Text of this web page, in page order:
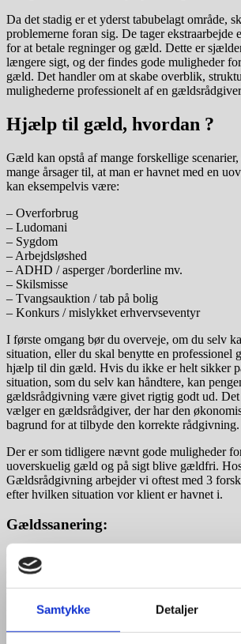
Samtykke Detaljer
Da det stadig er et yderst tabubelagt område,
problemerne foran sig. De tager ekstraarbejde
for at betale regninger og gæld. Dette er
længere sigt, og der findes gode muligheder
gæld. Det handler om at skabe overblik,
mulighederne professionelt af en
Hjælp til gæld, hvordan ?
Gæld kan opstå af mange forskellige
mange årsager til, at man er havnet med en
kan eksempelvis være:
– Overforbrug
– Ludomani
– Sygdom
– Arbejdsløshed
– ADHD / asperger /borderline mv.
– Skilsmisse
– Tvangsauktion / tab på bolig
– Konkurs / mislykket erhvervseventyr
I første omgang bør du overveje, om du selv
situation, eller du skal benytte en professionel
hjælp til din gæld. Hvis du ikke er helt sikker
situation, som du selv kan håndtere, kan
gældsrådgivning være givet rigtig godt ud.
vælger en gældsrådgiver, der har den
bagrund for at tilbyde den korrekte rådgivning.
Der er som tidligere nævnt gode muligheder
uoverskuelig gæld og på sigt blive gældfri.
Gældsrådgivning arbejder vi oftest med 3
efter hvilken situation vor klient er havnet i.
Gældssanering:
Gældssanering er en ordning, hvor din gæld
sat ned. Hvis gælden bliver sat ned, bliver der
førtidspension eller folkepension.